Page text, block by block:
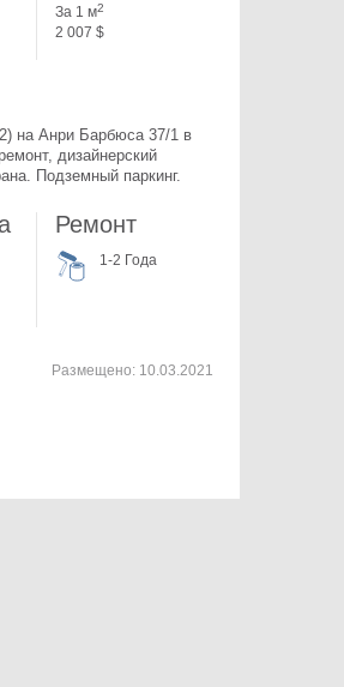
За 1 м2
2 007 $
на Анри Барбюса 37/1 в
дизайнерский
Подземный паркинг.
Ремонт
1-2 Года
Размещено: 10.03.2021